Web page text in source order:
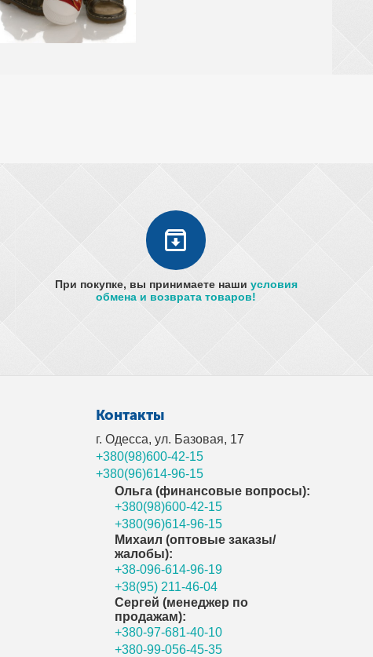
При покупке, вы принимаете наши условия
обмена и возврата товаров!
Контакты
г. Одесса, ул. Базовая, 17
+380(98)600-42-15
+380(96)614-96-15
Ольга (финансовые вопросы):
+380(98)600-42-15
+380(96)614-96-15
Михаил (оптовые заказы/
жалобы):
+38-096-614-96-19
+38(95) 211-46-04
Сергей (менеджер по
продажам):
+380-97-681-40-10
+380-99-056-45-35